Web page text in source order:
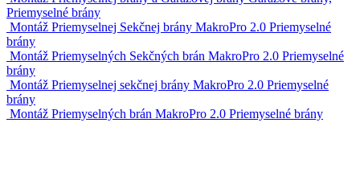
Priemyselné brány
Montáž Priemyselnej Sekčnej brány MakroPro 2.0 Priemyselné
brány
Montáž Priemyselných Sekčných brán MakroPro 2.0 Priemyselné
brány
Montáž Priemyselnej sekčnej brány MakroPro 2.0 Priemyselné
brány
Montáž Priemyselných brán MakroPro 2.0 Priemyselné brány